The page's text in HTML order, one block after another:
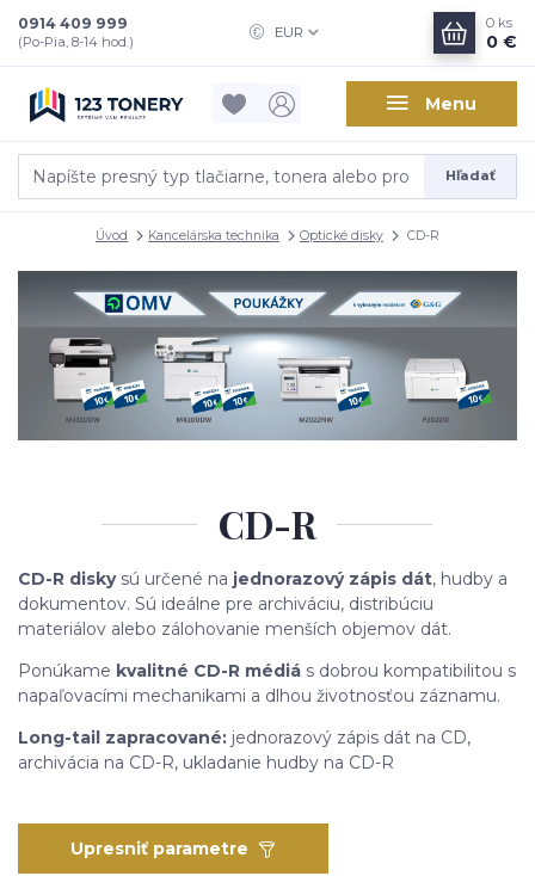
Menu
EUR
Hľadať
0914 409 999
(Po-Pia, 8-14 hod.)
0 ks
0 €
Úvod Kancelárska technika Optické disky CD-R
CD-R
CD-R diskysú určené na jednorazový zápis dát, hudby a
dokumentov. Sú ideálne pre archiváciu, distribúciu
materiálov alebo zálohovanie menších objemov dát.
Ponúkame kvalitné CD-R médiá s dobrou kompatibilitou s
napaľovacími mechanikami a dlhou životnosťou záznamu.
Long-tail zapracované: jednorazový zápis dát na CD,
archivácia na CD-R, ukladanie hudby na CD-R
Upresniť parametre